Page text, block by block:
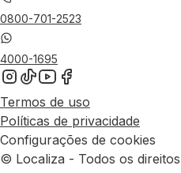
0800-701-2523
4000-1695
Termos de uso
Políticas de privacidade
Configurações de cookies
© Localiza - Todos os